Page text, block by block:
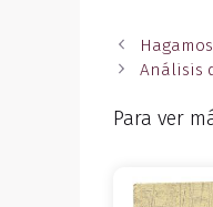
Análisis
Para ver